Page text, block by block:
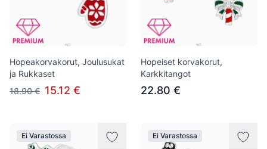
Hopeakorvakorut, Joulusukat
ja Rukkaset
18.90 € 15.12 €
Hopeiset korvakorut,
Karkkitangot
22.80 €
Ei Varastossa Ei Varastossa